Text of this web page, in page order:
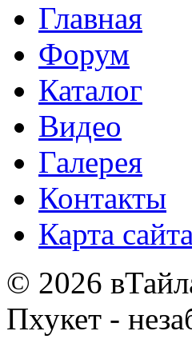
Главная
Форум
Каталог
Видео
Галерея
Контакты
Карта сайта
© 2026
Пхукет -